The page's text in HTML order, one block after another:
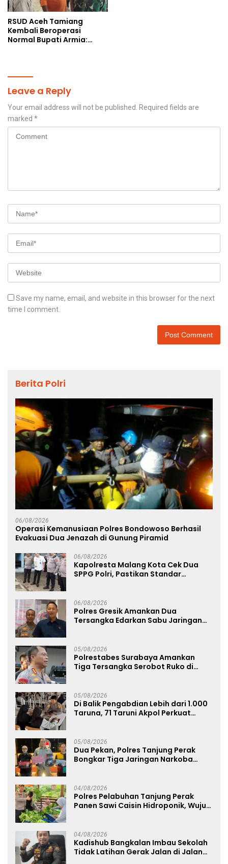
RSUD Aceh Tamiang
Kembali Beroperasi
Normal Bupati Armia:
Leave a Reply
Your email address will not be published.
Required fields are
marked *
Save my name, email, and website in this browser for the next
time I comment.
Berita Polri
06/08/2026
Operasi Kemanusiaan Polres Bondowoso Berhasil
Evakuasi Dua Jenazah di Gunung Piramid
06/08/2026
Kapolresta Malang Kota Cek Dua
SPPG Polri, Pastikan Standar
06/08/2026
Polres Gresik Amankan Dua
Tersangka Edarkan Sabu Jaringan
05/08/2026
Polrestabes Surabaya Amankan
Tiga Tersangka Serobot Ruko di
05/08/2026
Di Balik Pengabdian Lebih dari 1.000
Taruna, 71 Taruni Akpol Perkuat
05/08/2026
Dua Pekan, Polres Tanjung Perak
Bongkar Tiga Jaringan Narkoba
04/08/2026
Polres Pelabuhan Tanjung Perak
Panen Sawi Caisin Hidroponik, Wujud
04/08/2026
Kadishub Bangkalan Imbau Sekolah
Tidak Latihan Gerak Jalan di Jalan